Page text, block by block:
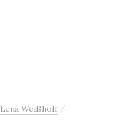
Lena Weißhoff /